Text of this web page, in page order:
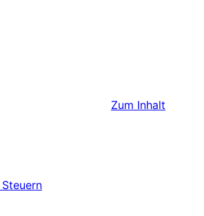
Zum Inhalt